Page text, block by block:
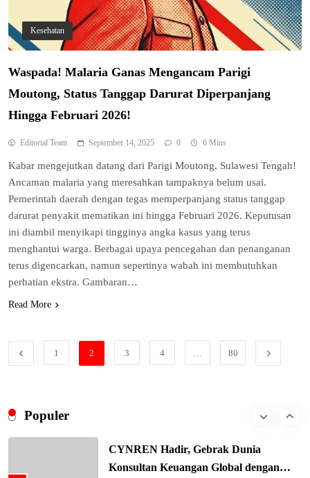
Populer
5
Kunci Rantai Pasok AI Global
Hukum & Kriminalitas
6
Ekonomi Indonesia Meroket! Kalahkan
Negara G20 di Awal 2026
Editorial
7
Keren! Baznas Bangun Sekolah Tenda
8
Bergengsi TIME100: Revolusi Medis
Masa Depan!
Hukum & Kriminalitas
CYNREN Hadir, Gebrak Dunia
Konsultan Keuangan Global dengan
Kesehatan
Waspada! Malaria Ganas Mengancam Parigi
Moutong, Status Tanggap Darurat Diperpanjang
Hingga Februari 2026!
Editorial Team September 14, 2025 0 6 Mins
Kabar mengejutkan datang dari Parigi Moutong, Sulawesi Tengah!
Ancaman malaria yang meresahkan tampaknya belum usai.
Pemerintah daerah dengan tegas memperpanjang status tanggap
darurat penyakit mematikan ini hingga Februari 2026. Keputusan
ini diambil menyikapi tingginya angka kasus yang terus
menghantui warga. Berbagai upaya pencegahan dan penanganan
terus digencarkan, namun sepertinya wabah ini membutuhkan
perhatian ekstra. Gambaran…
Read More
1 2 3 4 80